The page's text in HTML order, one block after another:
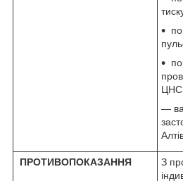
ЦНС,
—
ПРОТИВОПОКАЗАННЯ
З